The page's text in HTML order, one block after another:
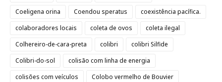
Coeligena orina
Coendou speratus
coexistência pacífica.
colaboradores locais
coleta de ovos
coleta ilegal
Colhereiro-de-cara-preta
colibri
colibri Silfide
Colibri-do-sol
colisão com linha de energia
colisões com veículos
Colobo vermelho de Bouvier